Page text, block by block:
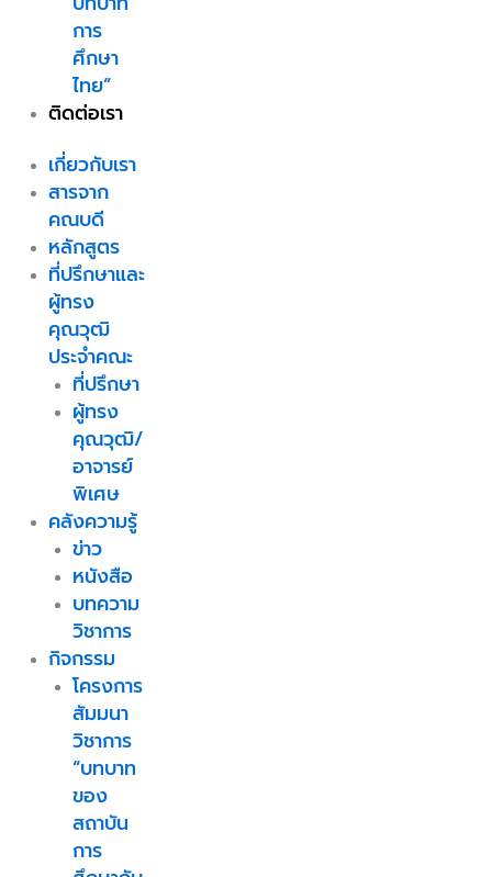
การ
ศึกษา
ไทย”
ติดต่อเรา
เกี่ยวกับเรา
สารจาก
คณบดี
หลักสูตร
ที่ปรึกษาและ
ผู้ทรง
คุณวุฒิ
ประจำคณะ
ที่ปรึกษา
ผู้ทรง
คุณวุฒิ/
อาจารย์
พิเศษ
คลังความรู้
ข่าว
หนังสือ
บทความ
วิชาการ
กิจกรรม
โครงการ
สัมมนา
วิชาการ
“บทบาท
ของ
สถาบัน
การ